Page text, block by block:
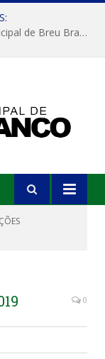
Solene de Reinauguração da Câmara Municipal de Breu Branco
0